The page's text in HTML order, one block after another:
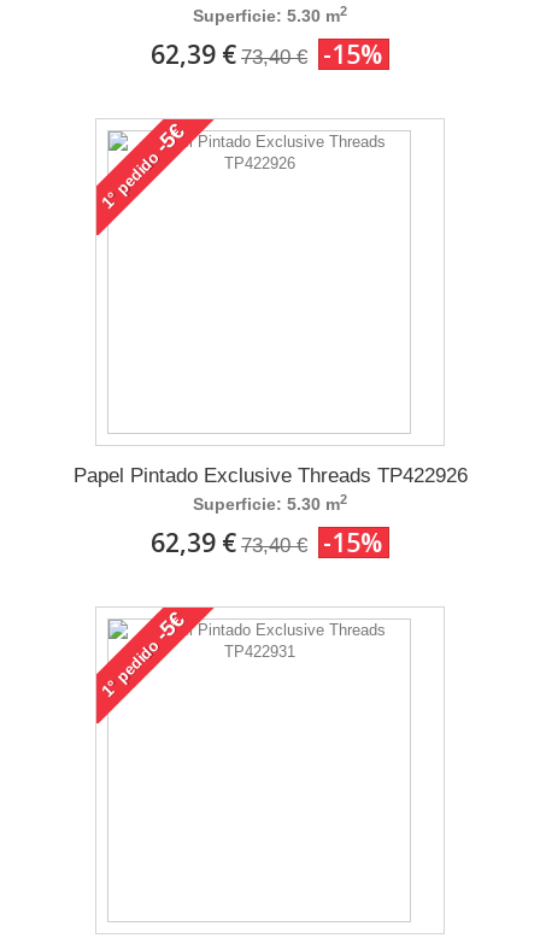
Superficie: 5.30 m2
62,39 € 73,40 € -15%
1°
pedido
-5€
Papel Pintado Exclusive Threads TP422926
Superficie: 5.30 m2
62,39 € 73,40 € -15%
1°
pedido
-5€